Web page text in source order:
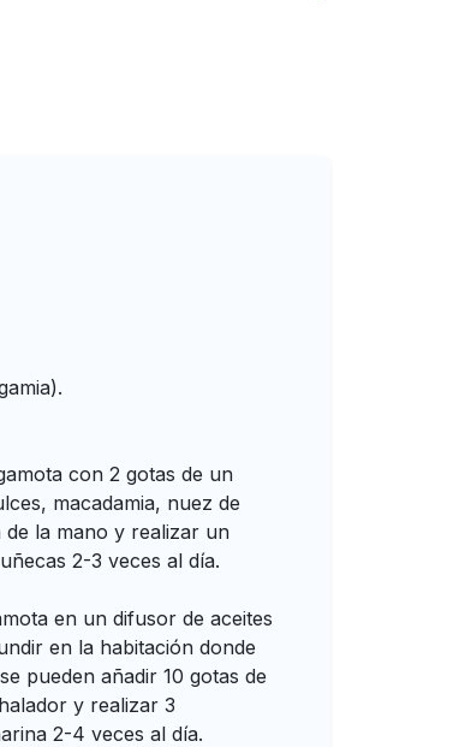
con 2 gotas de un
macadamia, nuez de
la mano y realizar un
2-3 veces al día.
en un difusor de aceites
en la habitación donde
pueden añadir 10 gotas de
y realizar 3
2-4 veces al día.